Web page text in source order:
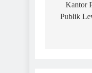
Kantor
Publik